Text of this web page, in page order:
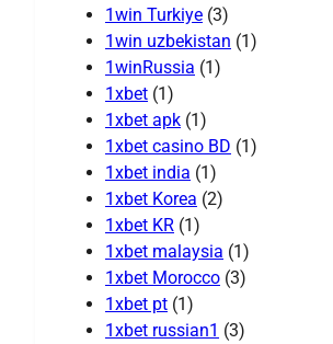
1win Turkiye (3)
1win uzbekistan (1)
1winRussia (1)
1xbet (1)
1xbet apk (1)
1xbet casino BD (1)
1xbet india (1)
1xbet Korea (2)
1xbet KR (1)
1xbet malaysia (1)
1xbet Morocco (3)
1xbet pt (1)
1xbet russian1 (3)